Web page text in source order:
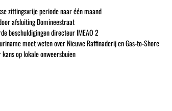
zittingsvrije periode naar één maand
afsluiting Domineestraat
beschuldigingen directeur IMEAO 2
moet weten over Nieuwe Raffinaderij en Gas-to-Shore
op lokale onweersbuien